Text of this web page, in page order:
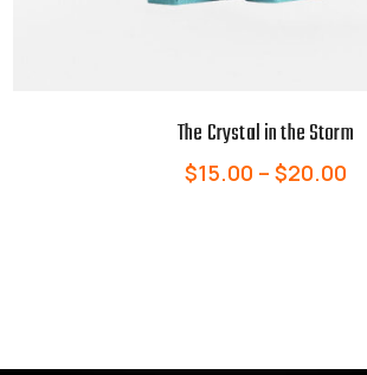
The Crystal in the Storm
$15.00 – $20.00